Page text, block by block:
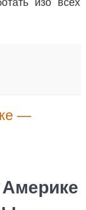
изо всех
—
Америке